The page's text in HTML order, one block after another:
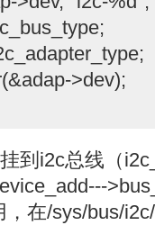
>dev);
到i2c总线（
，在/sys/bus/